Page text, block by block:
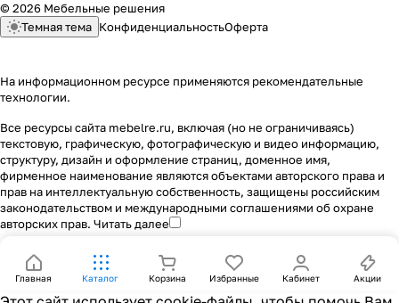
© 2026 Мебельные решения
Темная тема КонфиденциальностьОферта
На информационном ресурсе применяются рекомендательные
технологии.
Все ресурсы сайта mebelre.ru, включая (но не ограничиваясь)
текстовую, графическую, фотографическую и видео информацию,
структуру, дизайн и оформление страниц, доменное имя,
фирменное наименование являются объектами авторского права и
прав на интеллектуальную собственность, защищены российским
законодательством и международными соглашениями об охране
авторских прав. Читать далее
Главная Каталог Корзина Избранные Кабинет Акции